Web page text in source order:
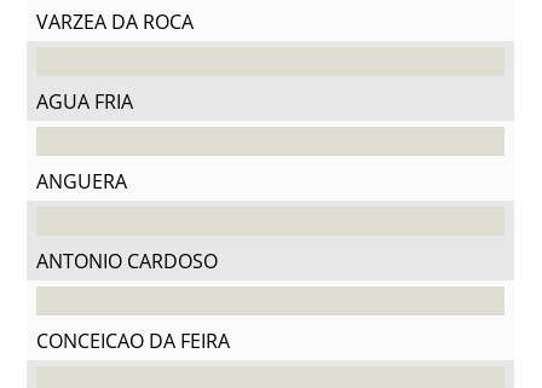
VARZEA DA ROCA
AGUA FRIA
ANGUERA
ANTONIO CARDOSO
CONCEICAO DA FEIRA